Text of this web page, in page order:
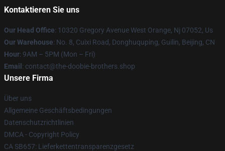
Kontaktieren Sie uns
Our Head Office: 10320 Gregory Avenue West Orange, Nj 07052, Us
Our Warehouse: No. 8, Cuixi Road, Donghuquping, Guilin, Beijing, CN
Hour: 9AM – 5PM (Mon – Fri)
Email : contact@the-doobie-brothers.shop
Unsere Firma
Über uns
Allgemeine Geschäftsbedingungen
Datenschutzrichtlinien
DMCA - Copyright Policy
CA SB657: Lieferkettentransparenzgesetz